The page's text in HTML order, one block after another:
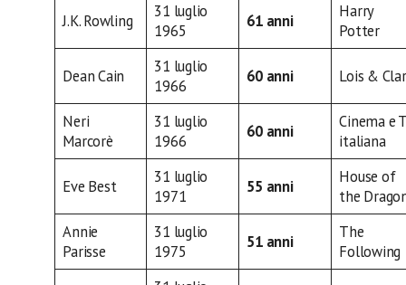
J.K. Rowling
31 luglio
1965
61 anni
Harry
Potter
Dean Cain
31 luglio
1966
60 anni Lois &
Neri
Marcorè
31 luglio
1966
60 anni
Cinema e
italiana
Eve Best
31 luglio
1971
55 anni
House of
the
Annie
Parisse
31 luglio
1975
51 anni
The
Following